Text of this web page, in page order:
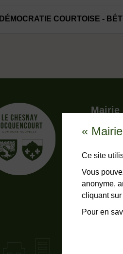
«
Ce site
Vous
anonyme,
cliquant
Pour en
DÉMOCRATIE COURTOISE -
Adresse
Mairie
9, rue
Bouton
01